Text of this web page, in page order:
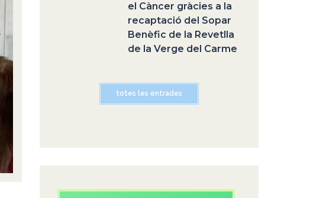
el Càncer gràcies a la
recaptació del Sopar
Benèfic de la Revetlla
de la Verge del Carme
totes les entrades